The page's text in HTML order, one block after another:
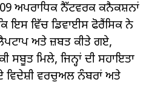
ਅਪਰਾਧਿਕ ਨੈੱਟਵਰਕ ਕਨੈਕਸ਼ਨਾਂ
ਇਸ ਵਿੱਚ ਡਿਵਾਈਸ ਫੋਰੈਂਸਿਕ ਨੇ
ਅਤੇ ਜ਼ਬਤ ਕੀਤੇ ਗਏ,
ਸਬੂਤ ਮਿਲੇ, ਜਿਨ੍ਹਾਂ ਦੀ ਸਹਾਇਤਾ
ਵਿਦੇਸ਼ੀ ਵਰਚੁਅਲ ਨੰਬਰਾਂ ਅਤੇ